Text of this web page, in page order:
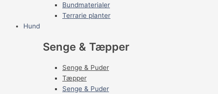
Bundmaterialer
Terrarie planter
Hund
Senge & Tæpper
Senge & Puder
Tæpper
Senge & Puder